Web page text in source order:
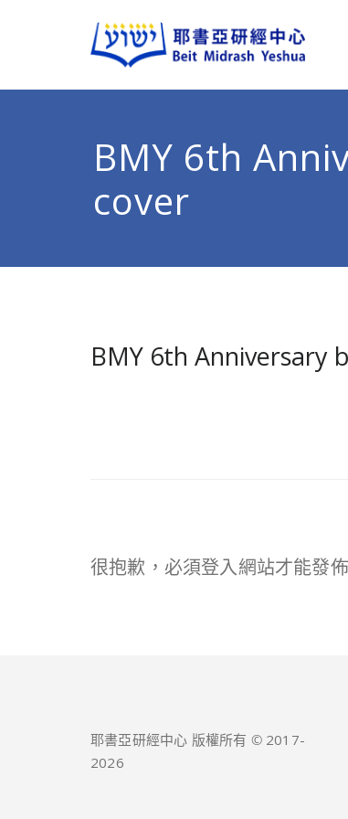
BMY 6th
cover
BMY 6th Anniversary
很抱歉，必須登入網站才能發
耶書亞研經中心 版權所有 © 2017-
2026